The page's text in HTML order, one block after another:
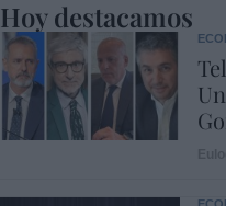
Hoy destacamos